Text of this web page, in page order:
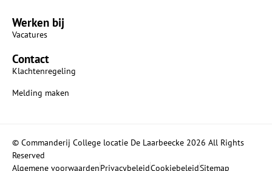
Werken bij
Vacatures
Contact
Klachtenregeling
Melding maken
© Commanderij College locatie De Laarbeecke 2026 All Rights
Reserved
Algemene voorwaardenPrivacybeleidCookiebeleidSitemap